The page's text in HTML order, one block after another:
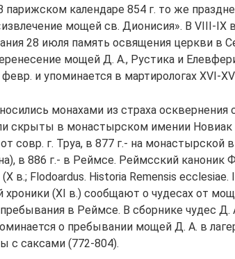
парижском календаре 854 г. то же
мощей св. Дионисия». В VIII-IX
28 июля память освящения церкви в
мощей Д. А., Рустика и
и упоминается в мартирологах XVI-
монахами из страха осквернения
скрыты в монастырском имении Новиак
совр. г. Труа, в 877 г.- на монастырской
в 886 г.- в Реймсе. Реймсский каноник
в.; Flodoardus. Historia Remensis ecclesiae.
(XI в.) сообщают о чудесах от
в Реймсе. В сборнике чудес Д.
о пребывании мощей Д. А. в
с саксами (772-804).